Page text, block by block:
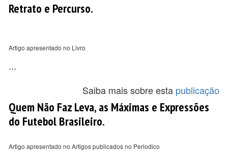
Retrato e Percurso.
Artigo apresentado no Livro
...
Saiba mais sobre esta publicação
Quem Não Faz Leva, as Máximas e Expressões
do Futebol Brasileiro.
Artigo apresentado no Artigos publicados no Periodico